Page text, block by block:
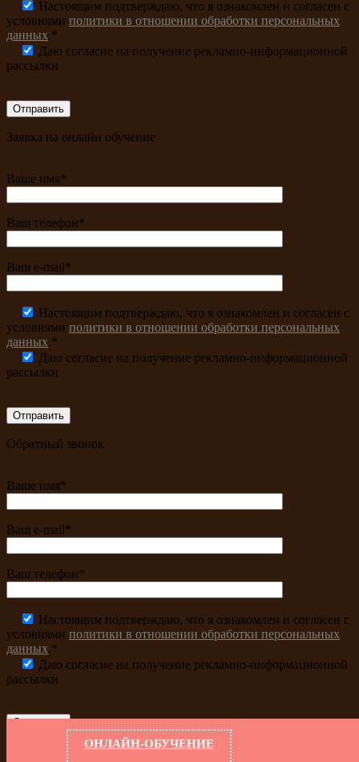
Настоящим подтверждаю, что я ознакомлен и согласен с
условиями политики в отношении обработки персональных
данных.*
Даю согласие на получение рекламно-информационной
рассылки
Заявка на онлайн обучение
Ваше имя*
Ваш телефон*
Ваш e-mail*
Настоящим подтверждаю, что я ознакомлен и согласен с
условиями политики в отношении обработки персональных
данных.*
Даю согласие на получение рекламно-информационной
рассылки
Обратный звонок
Ваше имя*
Ваш e-mail*
Ваш телефон*
Настоящим подтверждаю, что я ознакомлен и согласен с
условиями политики в отношении обработки персональных
данных.*
Даю согласие на получение рекламно-информационной
рассылки
ОНЛАЙН-ОБУЧЕНИЕ